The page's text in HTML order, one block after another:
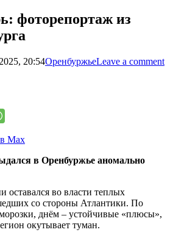
фоторепортаж из
20:54ОренбуржьеLeave a comment
в Оренбуржье аномально
оставался во власти теплых
со стороны Атлантики. По
днём – устойчивые «плюсы»,
окутывает туман.